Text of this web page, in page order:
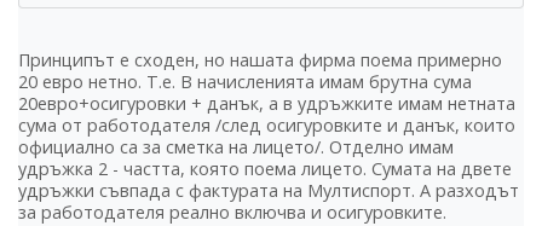
Принципът е сходен, но нашата фирма поема примерно
20 евро нетно. Т.е. В начисленията имам брутна сума
20евро+осигуровки + данък, а в удръжките имам нетната
сума от работодателя /след осигуровките и данък, които
официално са за сметка на лицето/. Отделно имам
удръжка 2 - частта, която поема лицето. Сумата на двете
удръжки съвпада с фактурата на Мултиспорт. А разходът
за работодателя реално включва и осигуровките.